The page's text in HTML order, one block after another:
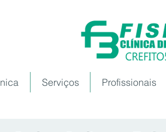
Serviços Profissionais